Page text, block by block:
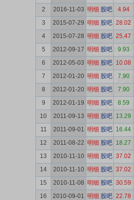
2
2016-11-03 明细 股吧 4.94
3
2015-07-29 明细 股吧 28.02
4
2015-07-28 明细 股吧 25.47
5
2012-09-17 明细 股吧 9.93
6
2012-05-03 明细 股吧 10.08
7
2012-01-20 明细 股吧 7.90
8
2012-01-20 明细 股吧 7.90
9
2012-01-19 明细 股吧 8.59
10
2011-09-13 明细 股吧 13.29
11
2011-09-01 明细 股吧 16.44
12
2011-08-22 明细 股吧 18.27
13
2010-11-10 明细 股吧 37.02
14
2010-11-10 明细 股吧 37.02
15
2010-11-08 明细 股吧 30.59
16
2010-09-01 明细 股吧 22.78